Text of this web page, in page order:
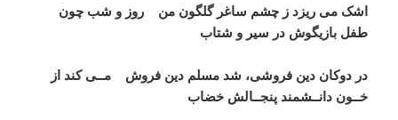
اشک می ریزد ز چشم ساغر گلگون من روز و شب چون
طفل بازیگوش در سیر و شتاب
در دوکان دین فروشی، شد مسلم دین فروش مــی کند از
خــون دانــشمند پنجــالش خضاب